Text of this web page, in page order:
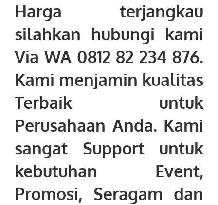
Harga terjangkau
silahkan hubungi kami
Via WA 0812 82 234 876.
Kami menjamin kualitas
Terbaik untuk
Perusahaan Anda. Kami
sangat Support untuk
kebutuhan Event,
Promosi, Seragam dan